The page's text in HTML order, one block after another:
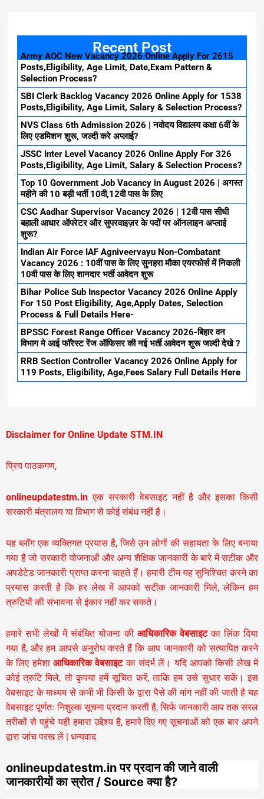
Recent Post
Army AOC New Vacancy 2026 Online Apply For 2615
Posts,Eligibility, Age Limit, Date,Exam Pattern &
Selection Process?
SBI Clerk Backlog Vacancy 2026 Online Apply for 1538
Posts,Eligibility, Age Limit, Salary & Selection Process?
NVS Class 6th Admission 2026 | नवोदय विद्यालय कक्षा 6वीं के
लिए एडमिशन शुरू, जल्दी करे अप्लाई?
JSSC Inter Level Vacancy 2026 Online Apply For 326
Posts,Eligibility, Age Limit, Salary & Selection Process?
Top 10 Government Job Vacancy in August 2026 | अगस्त
महीने की 10 बड़ी भर्ती 10वी,12वी पास के लिए
CSC Aadhar Supervisor Vacancy 2026 | 12वी पास सीधी
बहाली आधार ऑपरेटर और सुपरवाइज़र के पदों पर ऑनलाइन अप्लाई
शुरू?
Indian Air Force IAF Agniveervayu Non-Combatant
Vacancy 2026 : 10वीं पास के लिए सुनहरा मौका एयरफोर्स में निकली
10वी पास के लिए शानदार भर्ती आवेदन शुरू
Bihar Police Sub Inspector Vacancy 2026 Online Apply
For 150 Post Eligibility, Age,Apply Dates, Selection
Process & Full Details Here-
BPSSC Forest Range Officer Vacancy 2026-बिहार वन
विभाग मे आई फॉरेस्ट रेंज ऑफिसर की नई भर्ती आवेदन शुरू जल्दी देखे ?
RRB Section Controller Vacancy 2026 Online Apply for
119 Posts, Eligibility, Age,Fees Salary Full Details Here
Disclaimer for Online Update STM.IN
प्रिय पाठकगण,
onlineupdatestm.in एक सरकारी वेबसाइट नहीं है और इसका किसी
सरकारी मंत्रालय या विभाग से कोई संबंध नहीं है।
यह ब्लॉग एक व्यक्तिगत प्रयास है, जिसे उन लोगों की सहायता के लिए बनाया
गया है जो सरकारी योजनाओं और अन्य शैक्षिक जानकारी के बारे में सटीक और
अपडेटेड जानकारी प्राप्त करना चाहते हैं। हमारी टीम यह सुनिश्चित करने का
प्रयास करती है कि हर लेख में आपको सटीक जानकारी मिले, लेकिन हम
त्रुटियों की संभावना से इंकार नहीं कर सकते।
हमारे सभी लेखों में संबंधित योजना की आधिकारिक वेबसाइटका लिंक दिया
गया है, और हम आपसे अनुरोध करते हैं कि आप जानकारी को सत्यापित करने
के लिए हमेशा आधिकारिक वेबसाइटका संदर्भ लें। यदि आपको किसी लेख में
कोई त्रुटि मिले, तो कृपया हमें सूचित करें, ताकि हम उसे सुधार सकें। इस
वेबसाइट के माध्यम से कभी भी किसी के द्वारा पैसे की मांग नहीं की जाती है यह
वेबसाइट पूर्णतः निशुल्क सूचना प्रदान करती है,सिर्फ जानकारी आप तक सरल
तरीकों से पहुंचे यही हमारा उद्देश्य है, हमारे दिए गए सूचनाओं को एक बार अपने
द्वारा जांच परख लें | धन्यवाद
onlineupdatestm.in पर प्रदान की जाने वाली
जानकारीयों का स्रोत / Source क्या है?